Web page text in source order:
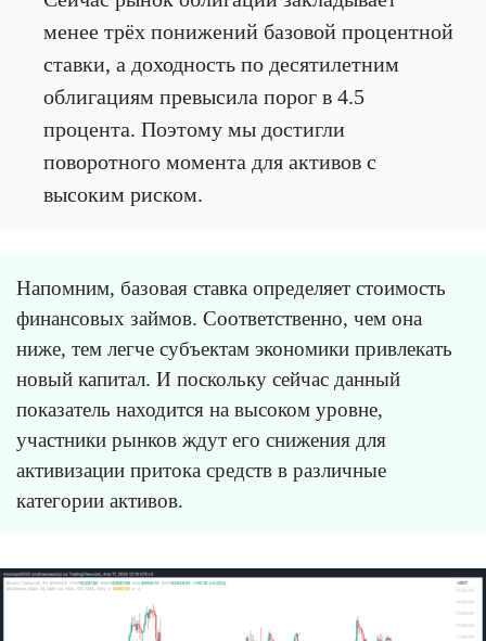
менее трёх понижений базовой процентной
ставки, а доходность по десятилетним
облигациям превысила порог в 4.5
процента. Поэтому мы достигли
поворотного момента для активов с
высоким риском.
Напомним, базовая ставка определяет стоимость
финансовых займов. Соответственно, чем она
ниже, тем легче субъектам экономики привлекать
новый капитал. И поскольку сейчас данный
показатель находится на высоком уровне,
участники рынков ждут его снижения для
активизации притока средств в различные
категории активов.